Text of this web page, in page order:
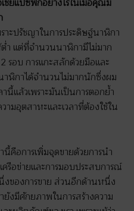
ยแปซิฟิกอย่างไรในเมื่อคุณมี
ะปรัชญาในการประดิษฐ์นาฬิกา
ต่ำ แต่ที่จำนวนนาฬิกามีไม่มาก
รอบ การแกะสลักด้วยมือและ
าฬิกาได้จำนวนไม่มากนักซึ่งผม
นี้แล้วเพราะมันเป็นการตอกย้ำ
มอุตสาหะและเวลาที่ต้องใช้ใน
นี้คือการเพิ่มจุดขายด้วยการนำ
ครือข่ายและการมอบประสบการณ์
ของการขาย ส่วนอีกด้านหนึ่ง
ยังมีศักยภาพในการสร้างความ